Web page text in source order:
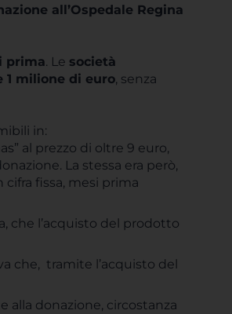
all’Ospedale Regina
prima. Le società
1 milione di euro, senza
in:
al prezzo di oltre 9 euro,
La stessa era però,
fissa, mesi prima
che l’acquisto del prodotto
che, tramite l’acquisto del
alla donazione, circostanza